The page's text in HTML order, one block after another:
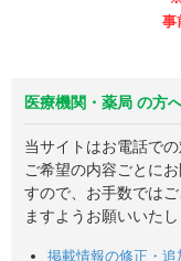
医療機関・薬局 の方
当サイトはお電話で
ご希望の内容ごとに
すので、お手数では
ますようお願いいたし
掲載情報の修正・